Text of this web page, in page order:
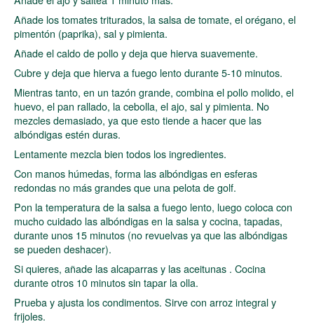
Añade los tomates triturados, la salsa de tomate, el orégano, el
pimentón (paprika), sal y pimienta.
Añade el caldo de pollo y deja que hierva suavemente.
Cubre y deja que hierva a fuego lento durante 5-10 minutos.
Mientras tanto, en un tazón grande, combina el pollo molido, el
huevo, el pan rallado, la cebolla, el ajo, sal y pimienta. No
mezcles demasiado, ya que esto tiende a hacer que las
albóndigas estén duras.
Lentamente mezcla bien todos los ingredientes.
Con manos húmedas, forma las albóndigas en esferas
redondas no más grandes que una pelota de golf.
Pon la temperatura de la salsa a fuego lento, luego coloca con
mucho cuidado las albóndigas en la salsa y cocina, tapadas,
durante unos 15 minutos (no revuelvas ya que las albóndigas
se pueden deshacer).
Si quieres, añade las alcaparras y las aceitunas . Cocina
durante otros 10 minutos sin tapar la olla.
Prueba y ajusta los condimentos. Sirve con arroz integral y
frijoles.